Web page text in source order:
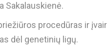
Sakalauskienė.
procedūras ir
dėl genetinių ligų.